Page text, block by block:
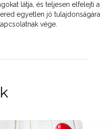
látja, és teljesen elfelejti a
egyetlen jó tulajdonságára
vége.